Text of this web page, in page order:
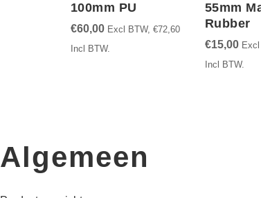
100mm PU
€60,00 Excl BTW, €72,60
Incl BTW.
55mm
Rubber
€15,00 Excl
Incl BTW.
Algemeen